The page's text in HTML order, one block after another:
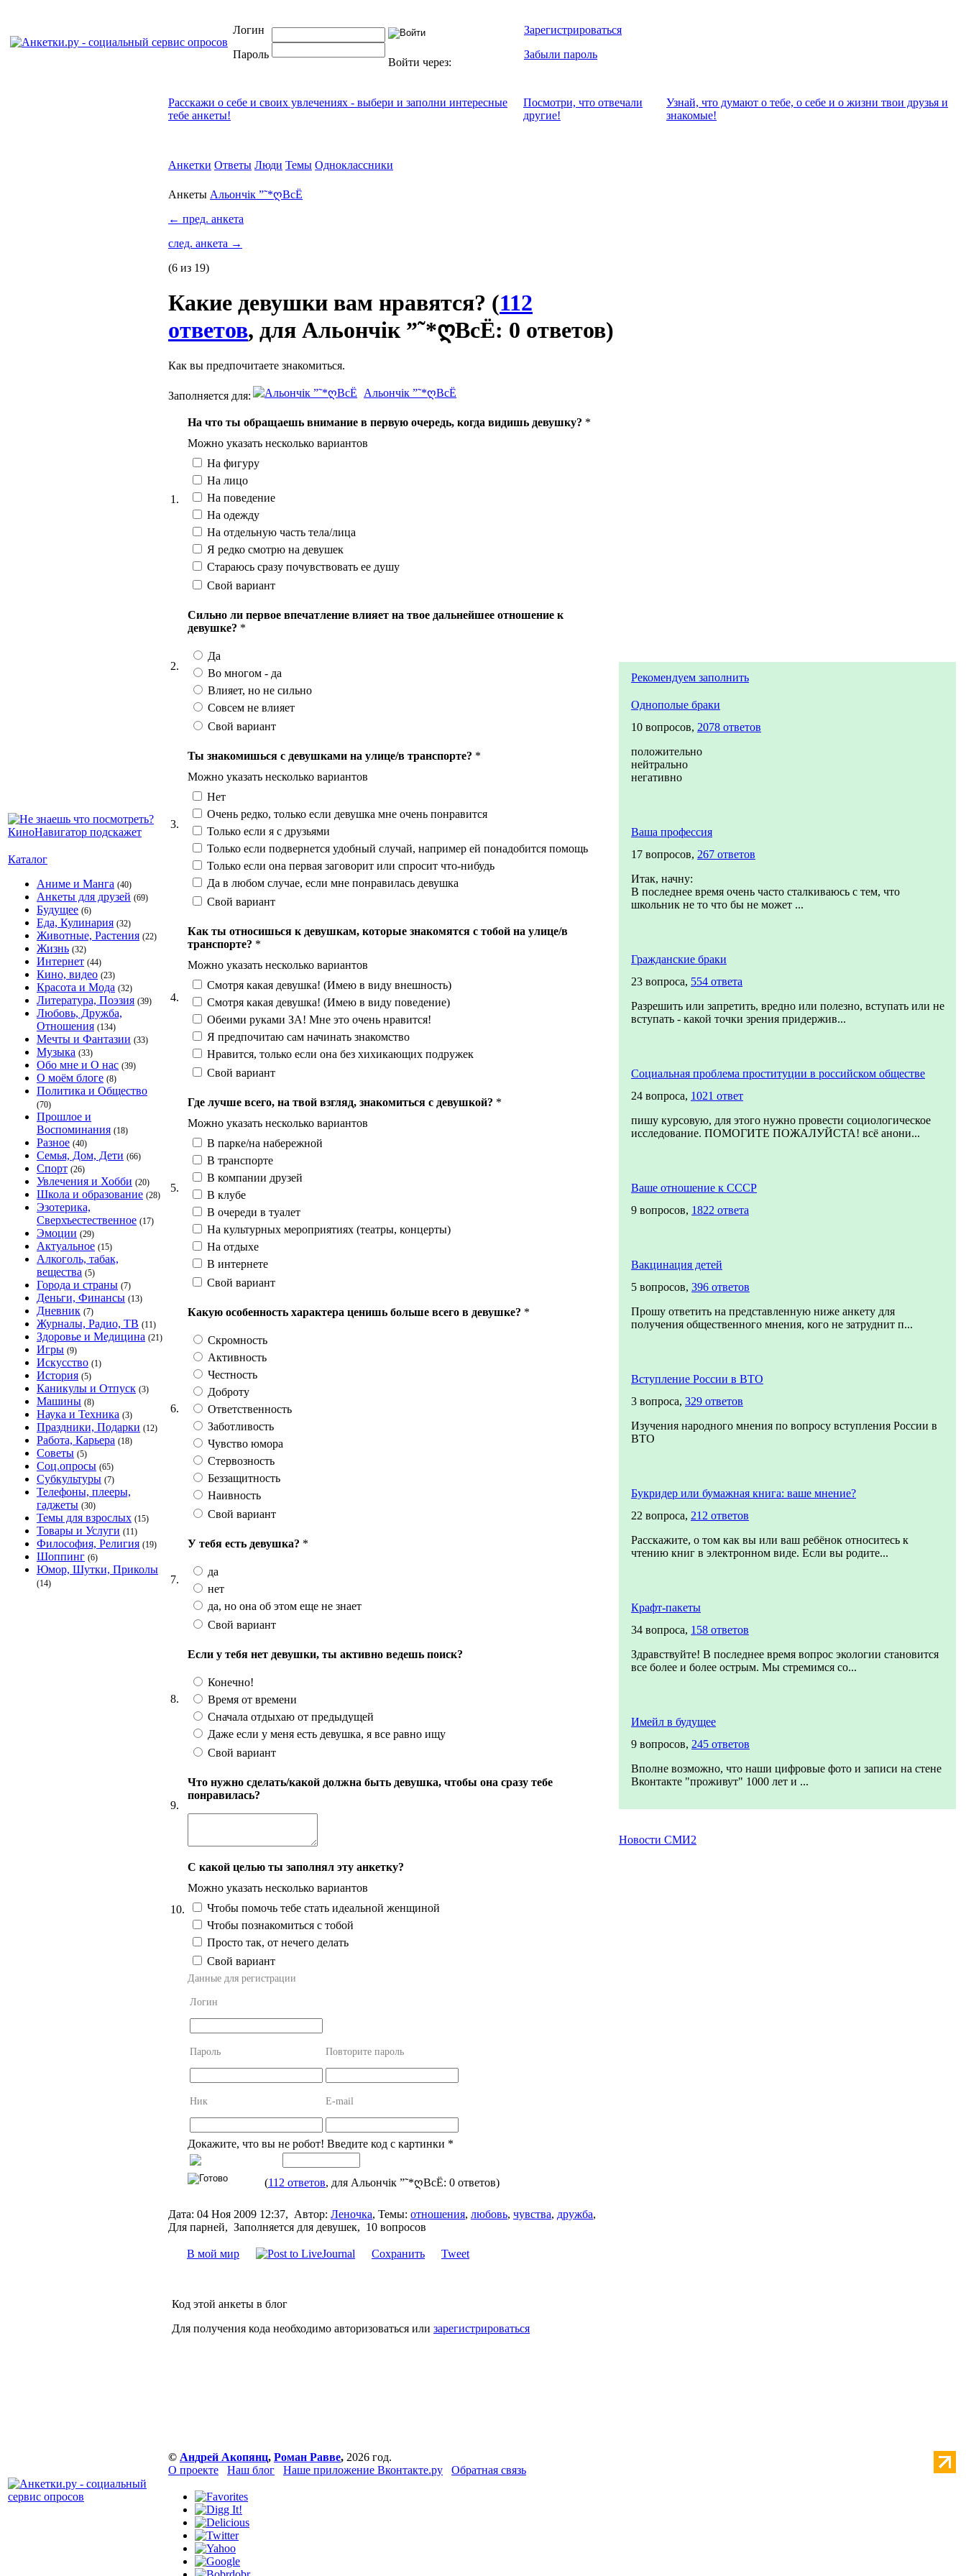
Логин
Пароль
Войти через:
Зарегистрироваться
Забыли пароль
Каталог
Аниме и Манга (40)
Анкеты для друзей (69)
Будущее (6)
Еда, Кулинария (32)
Животные, Растения (22)
Жизнь (32)
Интернет (44)
Кино, видео (23)
Красота и Мода (32)
Литература, Поэзия (39)
Любовь, Дружба,
Отношения (134)
Мечты и Фантазии (33)
Музыка (33)
Обо мне и О нас (39)
О моём блоге (8)
Политика и Общество
(70)
Прошлое и
Воспоминания (18)
Разное (40)
Семья, Дом, Дети (66)
Спорт (26)
Увлечения и Хобби (20)
Школа и образование (28)
Эзотерика,
Сверхъестественное (17)
Эмоции (29)
Актуальное (15)
Алкоголь, табак,
вещества (5)
Города и страны (7)
Деньги, Финансы (13)
Дневник (7)
Журналы, Радио, ТВ (11)
Здоровье и Медицина (21)
Игры (9)
Искусство (1)
История (5)
Каникулы и Отпуск (3)
Машины (8)
Наука и Техника (3)
Праздники, Подарки (12)
Работа, Карьера (18)
Советы (5)
Соц.опросы (65)
Субкультуры (7)
Телефоны, плееры,
гаджеты (30)
Темы для взрослых (15)
Товары и Услуги (11)
Философия, Религия (19)
Шоппинг (6)
Юмор, Шутки, Приколы
(14)
Расскажи о себе и своих увлечениях - выбери и заполни интересные
тебе анкеты!
Посмотри, что отвeчали
другие!
Узнай, что думают о тебе, о себе и о жизни твои друзья и
знакомые!
Анкетки Ответы Люди Темы Одноклассники
Анкеты Альончік ”˜*ღВсЁ
← пред. анкета
след. анкета →
(6 из 19)
Какие девушки вам нравятся? (112
ответов, для Альончік ”˜*ღВсЁ: 0 ответов)
Как вы предпочитаете знакомиться.
Заполняется для: Альончік ”˜*ღВсЁ
1.
На что ты обращаешь внимание в первую очередь, когда видишь девушку? *
Можно указать несколько вариантов
На фигуру
На лицо
На поведение
На одежду
На отдельную часть тела/лица
Я редко смотрю на девушек
Стараюсь сразу почувствовать ее душу
Свой вариант
2.
Сильно ли первое впечатление влияет на твое дальнейшее отношение к
девушке? *
Да
Во многом - да
Влияет, но не сильно
Совсем не влияет
Свой вариант
3.
Ты знакомишься с девушками на улице/в транспорте? *
Можно указать несколько вариантов
Нет
Очень редко, только если девушка мне очень понравится
Только если я с друзьями
Только если подвернется удобный случай, например ей понадобится помощь
Только если она первая заговорит или спросит что-нибудь
Да в любом случае, если мне понравилась девушка
Свой вариант
4.
Как ты относишься к девушкам, которые знакомятся с тобой на улице/в
транспорте? *
Можно указать несколько вариантов
Смотря какая девушка! (Имею в виду внешность)
Смотря какая девушка! (Имею в виду поведение)
Обеими руками ЗА! Мне это очень нравится!
Я предпочитаю сам начинать знакомство
Нравится, только если она без хихикающих подружек
Свой вариант
5.
Где лучше всего, на твой взгляд, знакомиться с девушкой? *
Можно указать несколько вариантов
В парке/на набережной
В транспорте
В компании друзей
В клубе
В очереди в туалет
На культурных мероприятиях (театры, концерты)
На отдыхе
В интернете
Свой вариант
6.
Какую особенность характера ценишь больше всего в девушке? *
Скромность
Активность
Честность
Доброту
Ответственность
Заботливость
Чувство юмора
Стервозность
Беззащитность
Наивность
Свой вариант
7.
У тебя есть девушка? *
да
нет
да, но она об этом еще не знает
Свой вариант
8.
Если у тебя нет девушки, ты активно ведешь поиск?
Конечно!
Время от времени
Сначала отдыхаю от предыдущей
Даже если у меня есть девушка, я все равно ищу
Свой вариант
9.
Что нужно сделать/какой должна быть девушка, чтобы она сразу тебе
понравилась?
10.
С какой целью ты заполнял эту анкетку?
Можно указать несколько вариантов
Чтобы помочь тебе стать идеальной женщиной
Чтобы познакомиться с тобой
Просто так, от нечего делать
Свой вариант
Данные для регистрации
Логин
Пароль Повторите пароль
Ник E-mail
Докажите, что вы не робот! Введите код с картинки *
(112 ответов, для Альончік ”˜*ღВсЁ: 0 ответов)
Дата: 04 Ноя 2009 12:37, Автор: Леночка, Темы: отношения, любовь, чувства, дружба,
Для парней, Заполняется для девушек, 10 вопросов
В мой мир Сохранить Tweet
Код этой анкеты в блог
Для получения кода необходимо авторизоваться или зарегистрироваться
Рекомендуем заполнить
Однополые браки
10 вопросов, 2078 ответов
положительно
нейтрально
негативно
Ваша профессия
17 вопросов, 267 ответов
Итак, начну:
В последнее время очень часто сталкиваюсь с тем, что
школьник не то что бы не может ...
Гражданские браки
23 вопроса, 554 ответа
Разрешить или запретить, вредно или полезно, вступать или не
вступать - какой точки зрения придержив...
Социальная проблема проституции в российском обществе
24 вопроса, 1021 ответ
пишу курсовую, для этого нужно провести социологическое
исследование. ПОМОГИТЕ ПОЖАЛУЙСТА! всё анони...
Ваше отношение к СССР
9 вопросов, 1822 ответа
Вакцинация детей
5 вопросов, 396 ответов
Прошу ответить на представленную ниже анкету для
получения общественного мнения, кого не затруднит п...
Вступление России в ВТО
3 вопроса, 329 ответов
Изучения народного мнения по вопросу вступления России в
ВТО
Букридер или бумажная книга: ваше мнение?
22 вопроса, 212 ответов
Расскажите, о том как вы или ваш ребёнок относитесь к
чтению книг в электронном виде. Если вы родите...
Крафт-пакеты
34 вопроса, 158 ответов
Здравствуйте! В последнее время вопрос экологии становится
все более и более острым. Мы стремимся со...
Имейл в будущее
9 вопросов, 245 ответов
Вполне возможно, что наши цифровые фото и записи на стене
Вконтакте "проживут" 1000 лет и ...
Новости СМИ2
© Андрей Акопянц, Роман Равве, 2026 год.
О проекте
Наш блог Наше приложение Вконтакте.ру Обратная связь